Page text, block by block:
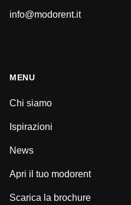
info@modorent.it
MENU
Chi siamo
Ispirazioni
News
Apri il tuo modorent
Scarica la brochure